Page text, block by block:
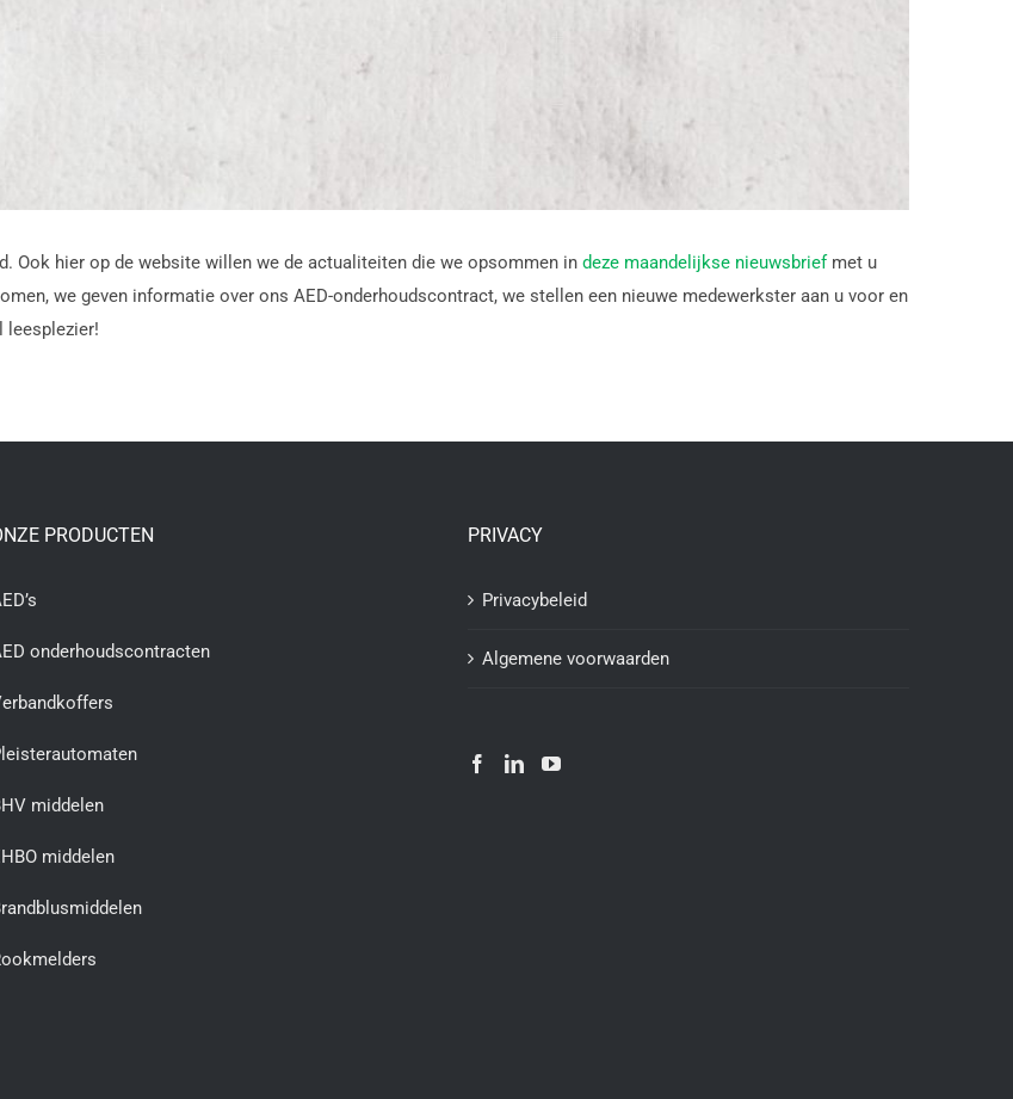
Ook hier op de website willen we de actualiteiten die we opsommen in deze maandelijkse nieuwsbriefmet u
we geven informatie over ons AED-onderhoudscontract, we stellen een nieuwe medewerkster aan u voor en
leesplezier!
PRODUCTEN
onderhoudscontracten
middelen
middelen
PRIVACY
Privacybeleid
Algemene voorwaarden